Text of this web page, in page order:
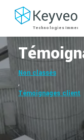
Non classés
,
Témoignages client